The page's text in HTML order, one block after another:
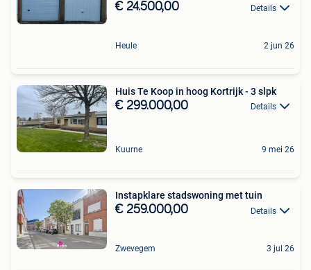
€ 24.500,00 Details
Heule 2 jun 26
Huis Te Koop in hoog Kortrijk - 3 slpk
€ 299.000,00 Details
Kuurne 9 mei 26
Instapklare stadswoning met tuin
€ 259.000,00 Details
Zwevegem 3 jul 26